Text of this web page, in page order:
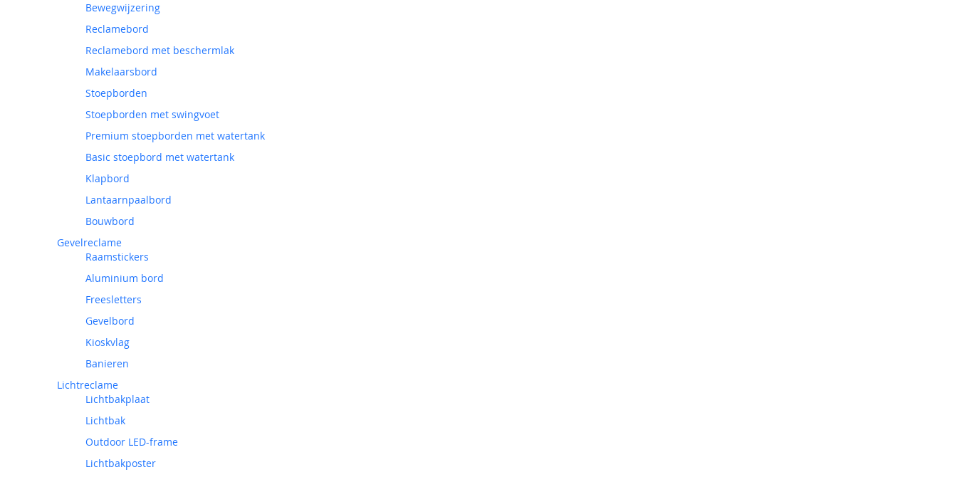
Bewegwijzering
Reclamebord
Reclamebord met beschermlak
Makelaarsbord
Stoepborden
Stoepborden met swingvoet
Premium stoepborden met watertank
Basic stoepbord met watertank
Klapbord
Lantaarnpaalbord
Bouwbord
Gevelreclame
Raamstickers
Aluminium bord
Freesletters
Gevelbord
Kioskvlag
Banieren
Lichtreclame
Lichtbakplaat
Lichtbak
Outdoor LED-frame
Lichtbakposter